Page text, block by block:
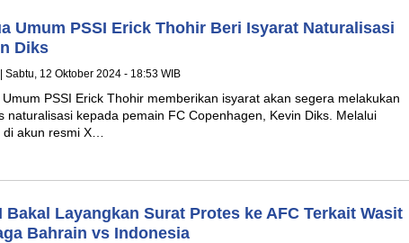
Umum PSSI Erick Thohir Beri Isyarat Naturalisasi
Diks
| Sabtu, 12 Oktober 2024 - 18:53 WIB
Umum PSSI Erick Thohir memberikan isyarat akan segera melakukan
naturalisasi kepada pemain FC Copenhagen, Kevin Diks. Melalui
di akun resmi X…
Bakal Layangkan Surat Protes ke AFC Terkait Wasit
Bahrain vs Indonesia